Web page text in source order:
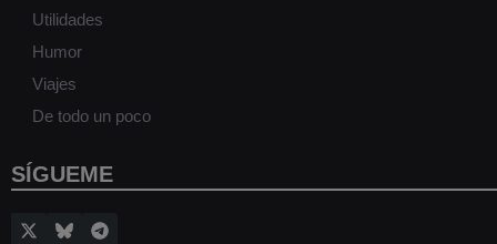
Utilidades
Humor
Viajes
De todo un poco
SÍGUEME